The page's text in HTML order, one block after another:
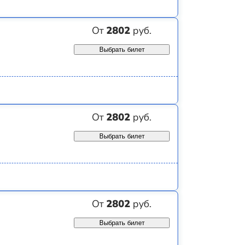
От2802 руб.
Выбрать билет
От2802 руб.
Выбрать билет
От2802 руб.
Выбрать билет